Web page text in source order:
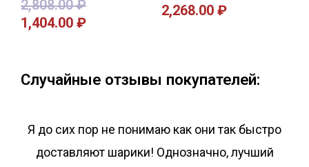
2,808.00₽
1,404.00 ₽
2,268.00 ₽
Случайные отзывы покупателей:
Я до сих пор не понимаю как они так быстро
доставляют шарики! Однозначно, лучший